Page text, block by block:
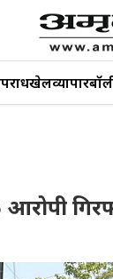
खेलव्यापार